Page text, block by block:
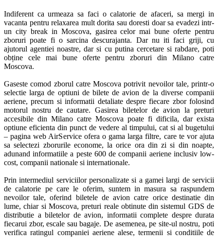
Indiferent ca urmeaza sa faci o calatorie de afaceri, sa mergi in
vacanta pentru relaxarea mult dorita sau doresti doar sa evadezi intr-
un city break in Moscova, gasirea celor mai bune oferte pentru
zboruri poate fi o sarcina descurajanta. Dar nu iti faci griji, cu
ajutorul agentiei noastre, dar si cu putina cercetare si rabdare, poti
obține cele mai bune oferte pentru zboruri din Milano catre
Moscova.
Gaseste comod zborul catre Moscova potrivit nevoilor tale, printr-o
selectie larga de optiuni de bilete de avion de la diverse companii
aeriene, precum si informatii detaliate despre fiecare zbor folosind
motorul nostru de cautare. Gasirea biletelor de avion la preturi
accesibile din Milano catre Moscova poate fi dificila, dar exista
optiune eficienta din punct de vedere al timpului, cat si al bugetului
– pagina web AirService ofera o gama larga filtre, care te vor ajuta
sa selectezi zborurile econome, la orice ora din zi si din noapte,
adunand informatiile a peste 600 de companii aeriene inclusiv low-
cost, companii nationale si internationale.
Prin intermediul serviciilor personalizate si a gamei largi de servicii
de calatorie pe care le oferim, suntem in masura sa raspundem
nevoilor tale, oferind biletele de avion catre orice destinatie din
lume, chiar si Moscova, preturi reale obtinute din sistemul GDS de
distributie a biletelor de avion, informatii complete despre durata
fiecarui zbor, escale sau bagaje. De asemenea, pe site-ul nostru, poti
verifica ratingul companiei aeriene alese, termenii si conditiile de